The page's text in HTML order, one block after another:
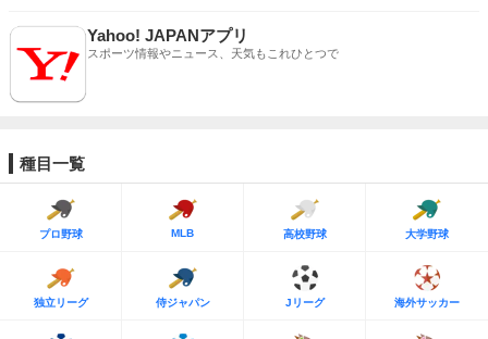
Yahoo! JAPANアプリ
スポーツ情報やニュース、天気もこれひとつで
種目一覧
プロ野球 MLB 高校野球 大学野球
独立リーグ 侍ジャパン Jリーグ 海外サッカー